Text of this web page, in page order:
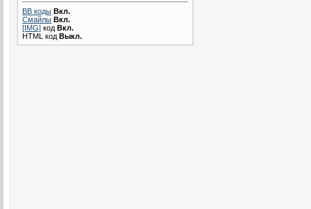
BB коды Вкл.
Смайлы Вкл.
[IMG] код Вкл.
HTML код Выкл.